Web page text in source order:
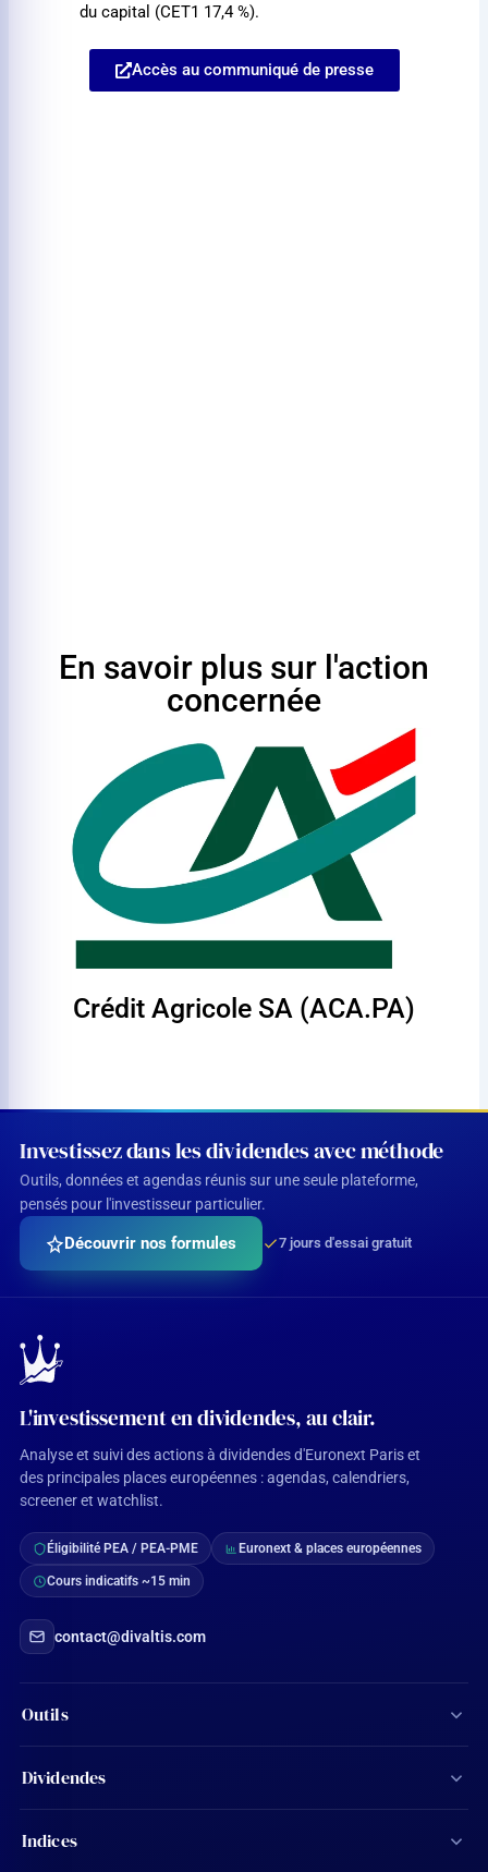
du capital (CET1 17,4 %).
Accès au communiqué de presse
En savoir plus sur l'action
concernée
Crédit Agricole SA (ACA.PA)
Investissez dans les dividendes avec méthode
Outils, données et agendas réunis sur une seule plateforme,
pensés pour l'investisseur particulier.
Découvrir nos formules 7 jours d'essai gratuit
L'investissement en dividendes, au clair.
Analyse et suivi des actions à dividendes d'Euronext Paris et
des principales places européennes : agendas, calendriers,
screener et watchlist.
Éligibilité PEA / PEA-PME Euronext & places européennes
Cours indicatifs ~15 min
contact@divaltis.com
Outils
Screener d'actions
Calculateur de dividendes
Dividendes
Tous les dividendes
Indices